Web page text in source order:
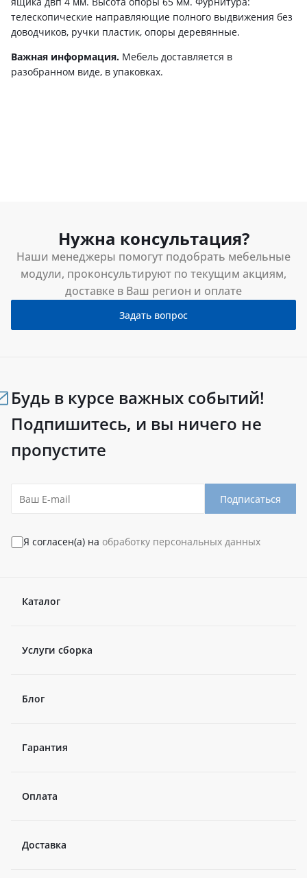
телескопические направляющие полного выдвижения без
доводчиков, ручки пластик, опоры деревянные.
Важная информация. Мебель доставляется в
разобранном виде, в упаковках.
Нужна консультация?
Наши менеджеры помогут подобрать мебельные
модули, проконсультируют по текущим акциям,
доставке в Ваш регион и оплате
Задать вопрос
Будь в курсе важных событий!
Подпишитесь, и вы ничего не
пропустите
Подписаться
Я согласен(а) на обработку персональных данных
Каталог
Услуги сборка
Блог
Гарантия
Оплата
Доставка